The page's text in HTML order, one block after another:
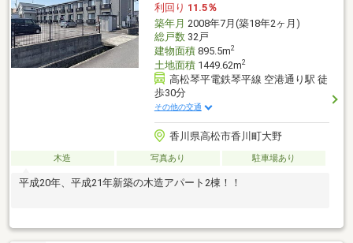
利回り 11.5％
築年月 2008年7月(築18年2ヶ月)
総戸数32戸
建物面積895.5m2
土地面積1449.62m2
高松琴平電鉄琴平線 空港通り駅 徒
歩30分
その他の交通
香川県高松市香川町大野
木造 写真あり 駐車場あり
平成20年、平成21年新築の木造アパート2棟！！